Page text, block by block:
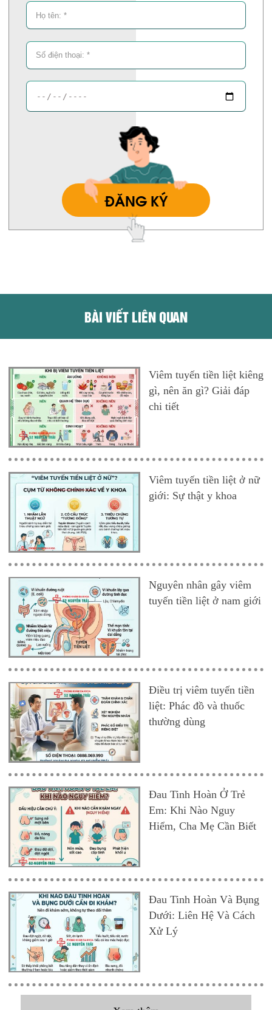
ĐĂNG KÝ
BÀI VIẾT LIÊN QUAN
Viêm tuyến tiền liệt kiêng
gì, nên ăn gì? Giải đáp
chi tiết
Viêm tuyến tiền liệt ở nữ
giới: Sự thật y khoa
Nguyên nhân gây viêm
tuyến tiền liệt ở nam giới
Điều trị viêm tuyến tiền
liệt: Phác đồ và thuốc
thường dùng
Đau Tinh Hoàn Ở Trẻ
Em: Khi Nào Nguy
Hiểm, Cha Mẹ Cần Biết
Đau Tinh Hoàn Và Bụng
Dưới: Liên Hệ Và Cách
Xử Lý